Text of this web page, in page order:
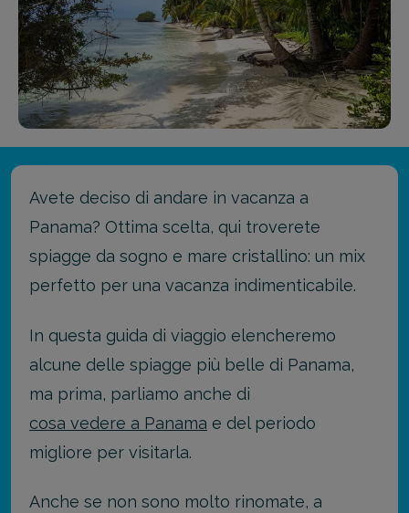
Avete deciso di andare in vacanza a
Panama? Ottima scelta, qui troverete
spiagge da sogno e mare cristallino: un mix
perfetto per una vacanza indimenticabile.
In questa guida di viaggio elencheremo
alcune delle spiagge più belle di Panama,
ma prima, parliamo anche di
cosa vedere a Panama e del periodo
migliore per visitarla.
Anche se non sono molto rinomate, a